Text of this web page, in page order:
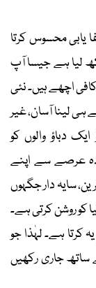
یابی محسوس کرتا
لیا ہے جیسا آپ
اچھے ہیں۔ نئی
لینا آسان، غیر
دباؤ والوں کو
عرصے سے اپنے
سایہ دار جگہوں
کو روشن کرتی ہے۔
ہے۔ لہٰذا جو
جاری رکھیں